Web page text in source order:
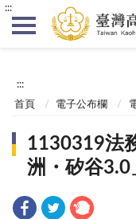
:::
:::
首頁 電子公布欄
1130319法
洲・矽谷3.0